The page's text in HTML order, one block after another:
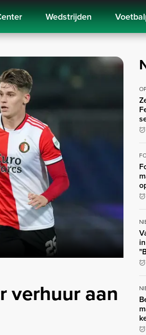
Wedstrijden
verhuur aan